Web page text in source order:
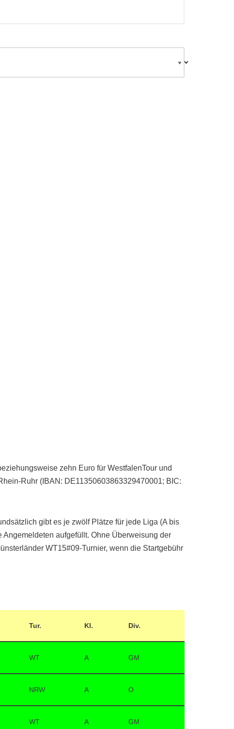
zehn Euro für WestfalenTour und
Ruhr (IBAN: DE11350603863329470001; BIC:
gibt es je zwölf Plätze für jede Liga (A bis
aufgefüllt. Ohne Überweisung der
WT15#09-Turnier, wenn die Startgebühr
Tur. Kl. Div.
WT A GM
NRW A O
WT A GM